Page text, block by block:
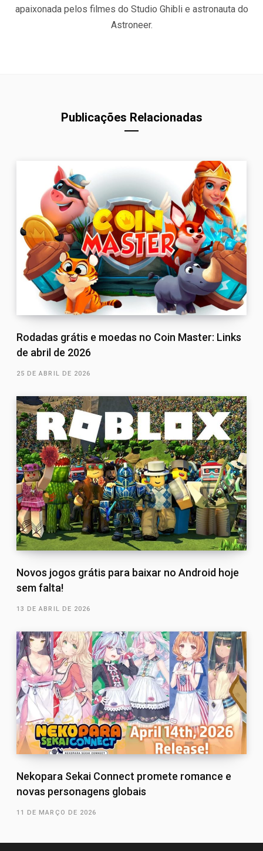
apaixonada pelos filmes do Studio Ghibli e astronauta do
Astroneer.
Publicações Relacionadas
Rodadas grátis e moedas no Coin Master: Links
de abril de 2026
25 DE ABRIL DE 2026
Novos jogos grátis para baixar no Android hoje
sem falta!
13 DE ABRIL DE 2026
Nekopara Sekai Connect promete romance e
novas personagens globais
11 DE MARÇO DE 2026